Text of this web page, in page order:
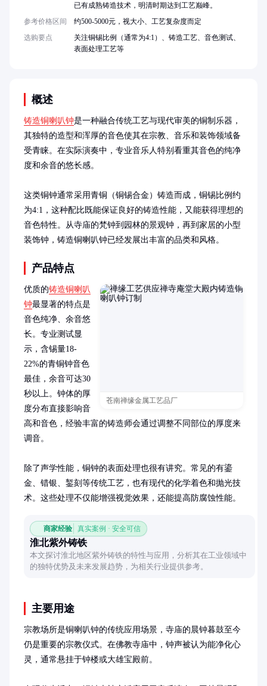
概述
铸造铜喇叭钟是一种融合传统工艺与现代审美的铜制乐器，
其独特的造型和浑厚的音色使其在宗教、音乐和装饰领域备
受青睐。在实际演奏中，专业音乐人特别看重其音色的纯净
度和余音的悠长感。
这类铜钟通常采用青铜（铜锡合金）铸造而成，铜锡比例约
为4:1，这种配比既能保证良好的铸造性能，又能获得理想的
音色特性。从寺庙的梵钟到园林的景观钟，再到家居的小型
装饰钟，铸造铜喇叭钟已经发展出丰富的品类和风格。
产品特点
苍南禅缘金属工艺品厂
优质的铸造铜喇叭
钟最显著的特点是
音色纯净、余音悠
长。专业测试显
示，含锡量18-
22%的青铜钟音色
最佳，余音可达30
秒以上。钟体的厚
度分布直接影响音
高和音色，经验丰富的铸造师会通过调整不同部位的厚度来
调音。
除了声学性能，铜钟的表面处理也很有讲究。常见的有鎏
金、错银、錾刻等传统工艺，也有现代的化学着色和抛光技
术。这些处理不仅能增强视觉效果，还能提高防腐蚀性能。
商家经验 真实案例 · 安全可信
淮北紫外铸铁
本文探讨淮北地区紫外铸铁的特性与应用，分析其在工业领域中
的独特优势及未来发展趋势，为相关行业提供参考。
主要用途
宗教场所是铜喇叭钟的传统应用场景，寺庙的晨钟暮鼓至今
仍是重要的宗教仪式。在佛教寺庙中，钟声被认为能净化心
灵，通常悬挂于钟楼或大雄宝殿前。
已有成熟铸造技术，明清时期达到工艺巅峰。
参考价格区间
约500-5000元，视大小、工艺复杂度而定
选购要点
关注铜锡比例（通常为4:1）、铸造工艺、音色测试、
表面处理工艺等